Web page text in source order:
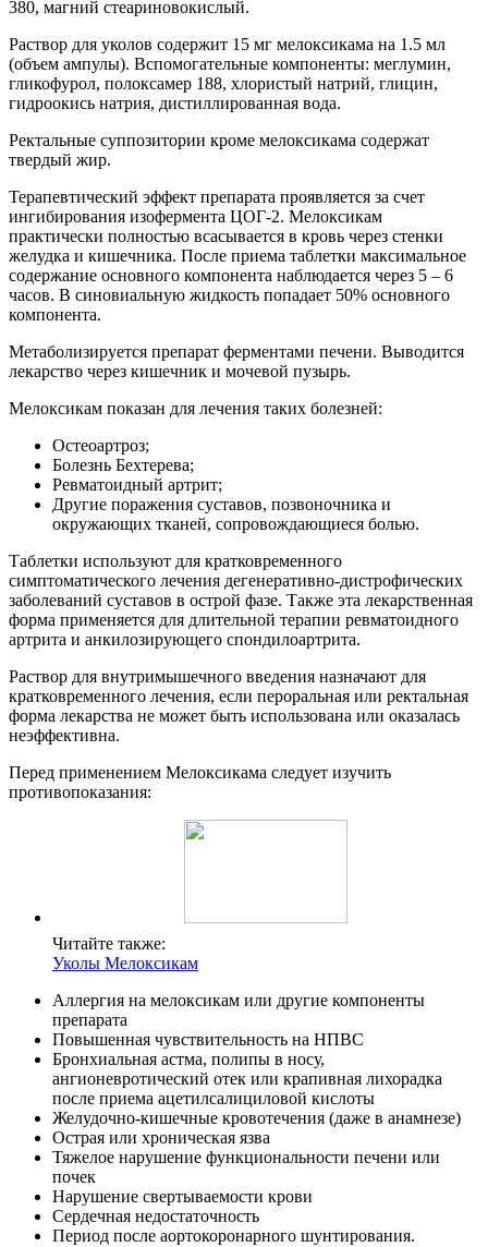
380, магний стеариновокислый.
Раствор для уколов содержит 15 мг мелоксикама на 1.5 мл
(объем ампулы). Вспомогательные компоненты: меглумин,
гликофурол, полоксамер 188, хлористый натрий, глицин,
гидроокись натрия, дистиллированная вода.
Ректальные суппозитории кроме мелоксикама содержат
твердый жир.
Терапевтический эффект препарата проявляется за счет
ингибирования изофермента ЦОГ-2. Мелоксикам
практически полностью всасывается в кровь через стенки
желудка и кишечника. После приема таблетки максимальное
содержание основного компонента наблюдается через 5 – 6
часов. В синовиальную жидкость попадает 50% основного
компонента.
Метаболизируется препарат ферментами печени. Выводится
лекарство через кишечник и мочевой пузырь.
Мелоксикам показан для лечения таких болезней:
Остеоартроз;
Болезнь Бехтерева;
Ревматоидный артрит;
Другие поражения суставов, позвоночника и
окружающих тканей, сопровождающиеся болью.
Таблетки используют для кратковременного
симптоматического лечения дегенеративно-дистрофических
заболеваний суставов в острой фазе. Также эта лекарственная
форма применяется для длительной терапии ревматоидного
артрита и анкилозирующего спондилоартрита.
Раствор для внутримышечного введения назначают для
кратковременного лечения, если пероральная или ректальная
форма лекарства не может быть использована или оказалась
неэффективна.
Перед применением Мелоксикама следует изучить
противопоказания:
Читайте также:
Уколы Мелоксикам
Аллергия на мелоксикам или другие компоненты
препарата
Повышенная чувствительность на НПВС
Бронхиальная астма, полипы в носу,
ангионевротический отек или крапивная лихорадка
после приема ацетилсалициловой кислоты
Желудочно-кишечные кровотечения (даже в анамнезе)
Острая или хроническая язва
Тяжелое нарушение функциональности печени или
почек
Нарушение свертываемости крови
Сердечная недостаточность
Период после аортокоронарного шунтирования.